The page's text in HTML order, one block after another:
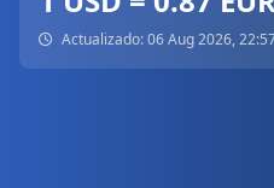
Actualizado: 06 Aug 2026,